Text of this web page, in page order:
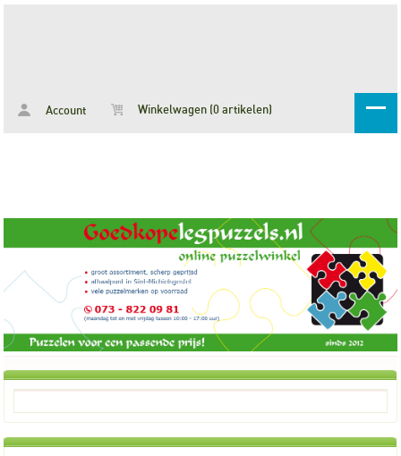
Account Winkelwagen (0 artikelen)